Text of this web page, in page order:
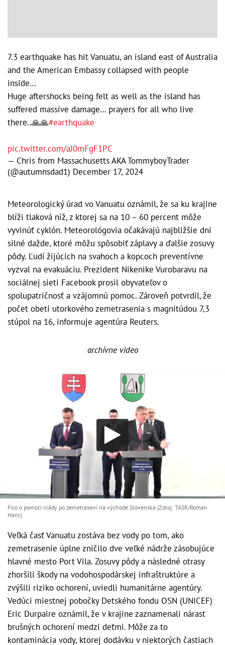
7.3 earthquake has hit Vanuatu, an island east of Australia
and the American Embassy collapsed with people
inside…
Huge aftershocks being felt as well as the island has
suffered massive damage… prayers for all who live
there..🙏🙏#earthquake
pic.twitter.com/aJ0mFgF1PC
— Chris from Massachusetts AKA TommyboyTrader
(@autumnsdad1) December 17, 2024
Meteorologický úrad vo Vanuatu oznámil, že sa ku krajine
blíži tlaková níž, z ktorej sa na 10 – 60 percent môže
vyvinúť cyklón. Meteorológovia očakávajú najbližšie dni
silné dažde, ktoré môžu spôsobiť záplavy a ďalšie zosuvy
pôdy. Ľudí žijúcich na svahoch a kopcoch preventívne
vyzval na evakuáciu. Prezident Nikenike Vurobaravu na
sociálnej sieti Facebook prosil obyvateľov o
spolupatričnosť a vzájomnú pomoc. Zároveň potvrdil, že
počet obetí utorkového zemetrasenia s magnitúdou 7,3
stúpol na 16, informuje agentúra Reuters.
archívne video
Fico o pomoci vlády po zemetrasení na východe Slovenska (Zdroj: TASR/Roman
Hanc)
Veľká časť Vanuatu zostáva bez vody po tom, ako
zemetrasenie úplne zničilo dve veľké nádrže zásobujúce
hlavné mesto Port Vila. Zosuvy pôdy a následné otrasy
zhoršili škody na vodohospodárskej infraštruktúre a
zvýšili riziko ochorení, uviedli humanitárne agentúry.
Vedúci miestnej pobočky Detského fondu OSN (UNICEF)
Eric Durpaire oznámil, že v krajine zaznamenali nárast
brušných ochorení medzi deťmi. Môže za to
kontaminácia vody, ktorej dodávku v niektorých častiach